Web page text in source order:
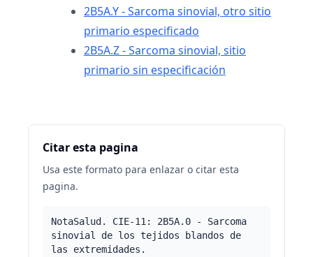
2B5A.Y - Sarcoma sinovial, otro sitio
primario especificado
2B5A.Z - Sarcoma sinovial, sitio
primario sin especificación
Citar esta pagina
Usa este formato para enlazar o citar esta
pagina.
NotaSalud. CIE-11: 2B5A.0 - Sarcoma
sinovial de los tejidos blandos de
las extremidades.